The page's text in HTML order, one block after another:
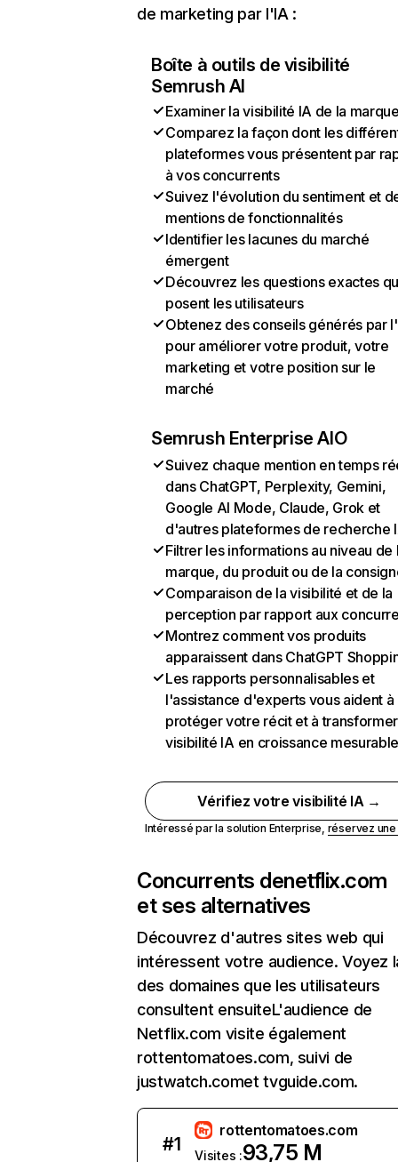
de marketing par l'IA :
Boîte à outils de visibilité
Semrush AI
Examiner la visibilité IA de la
Comparez la façon dont les
plateformes vous présentent par
à vos concurrents
Suivez l'évolution du sentiment et
mentions de fonctionnalités
Identifier les lacunes du marché
émergent
Découvrez les questions exactes
posent les utilisateurs
Obtenez des conseils générés par
pour améliorer votre produit, votre
marketing et votre position sur le
marché
Semrush Enterprise AIO
Suivez chaque mention en temps
dans ChatGPT, Perplexity, Gemini,
Google AI Mode, Claude, Grok et
d'autres plateformes de recherche
Filtrer les informations au niveau de
marque, du produit ou de la
Comparaison de la visibilité et de la
perception par rapport aux
Montrez comment vos produits
apparaissent dans ChatGPT
Les rapports personnalisables et
l'assistance d'experts vous aident à
protéger votre récit et à
visibilité IA en croissance
Vérifiez votre visibilité IA →
Intéressé par la solution Enterprise, réservez
Concurrents denetflix.com
et ses alternatives
Découvrez d'autres sites web qui
intéressent votre audience. Voyez
des domaines que les utilisateurs
consultent ensuiteL'audience de
Netflix.com visite également
rottentomatoes.com, suivi de
justwatch.comet tvguide.com.
#1
rottentomatoes.com
Visites :93,75 M